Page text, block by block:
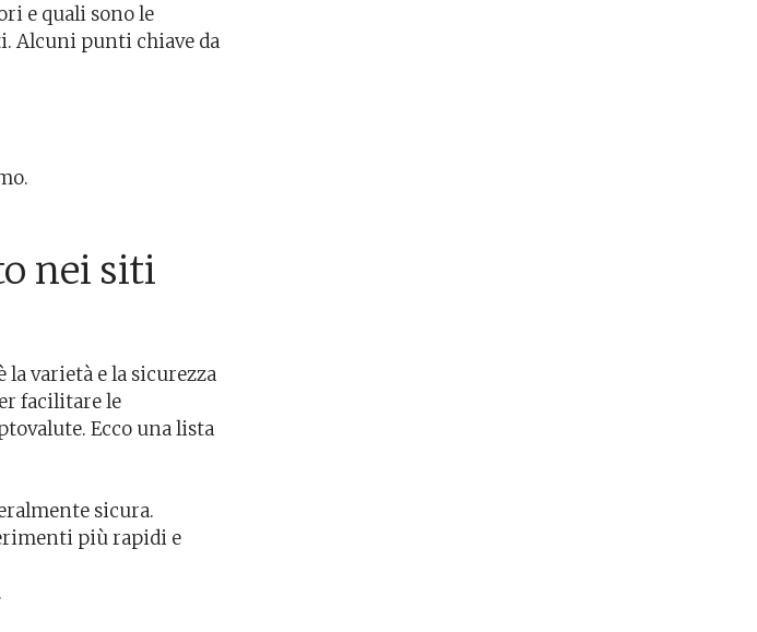
e quali sono le
Alcuni punti chiave da
nei siti
varietà e la sicurezza
facilitare le
Ecco una lista
sicura.
più rapidi e